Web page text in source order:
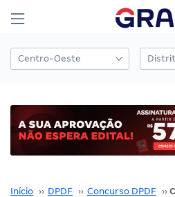
Início ›› DPDF ›› Concurso DPDF ››